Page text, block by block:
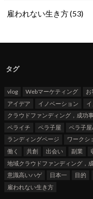
雇われない生き方(53)
タグ
vlog Webマーケティング
アイデア
イノベーション
クラウドファンディング，成功
ペライチ
ペラ子屋 ペラ子
ランディングページ
ワークシ
働く
共創 出会い 副業
地域クラウドファンディング，
意識高いハゲ
日本一 目的
雇われない生き方